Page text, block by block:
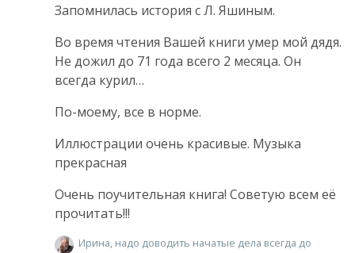
Запомнилась история с Л. Яшиным.
Во время чтения Вашей книги умер мой дядя.
Не дожил до 71 года всего 2 месяца. Он
всегда курил…
По-моему, все в норме.
Иллюстрации очень красивые. Музыка
прекрасная
Очень поучительная книга! Советую всем её
прочитать!!!
Ирина, надо доводить начатые дела всегда до